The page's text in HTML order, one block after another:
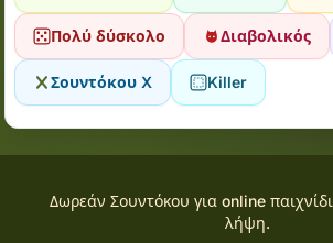
Πολύ δύσκολο Διαβολικός
Σουντόκου X Killer
Δωρεάν Σουντόκου για online
λήψη.